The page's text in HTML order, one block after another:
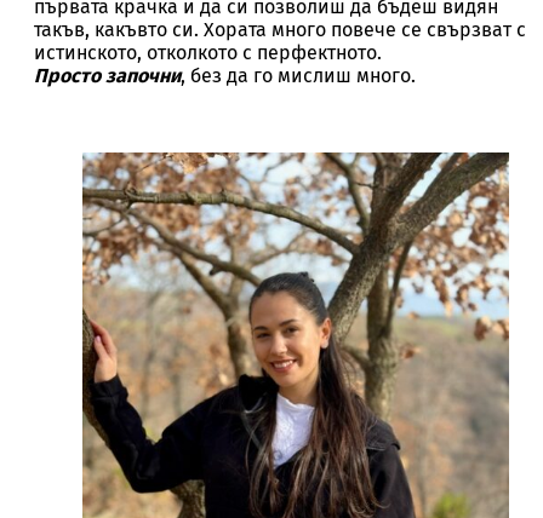
първата крачка и да си позволиш да бъдеш видян
такъв, какъвто си. Хората много повече се свързват с
истинското, отколкото с перфектното.
Просто започни, без да го мислиш много.